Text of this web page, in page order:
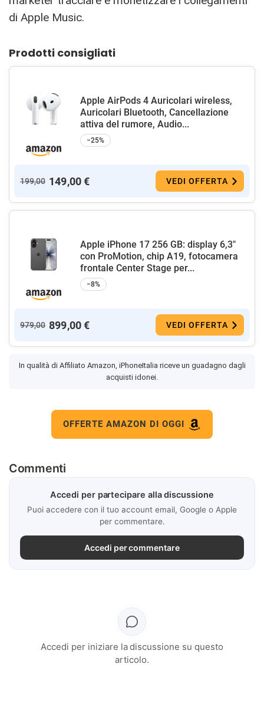
di Apple Music.
Prodotti consigliati
Apple AirPods 4 Auricolari wireless,
Auricolari Bluetooth, Cancellazione
attiva del rumore, Audio...
−25%
199,00 149,00 € VEDI OFFERTA
Apple iPhone 17 256 GB: display 6,3"
con ProMotion, chip A19, fotocamera
frontale Center Stage per...
−8%
979,00 899,00 € VEDI OFFERTA
In qualità di Affiliato Amazon, iPhoneItalia riceve un guadagno dagli
acquisti idonei.
OFFERTE AMAZON DI OGGI
Commenti
Accedi per partecipare alla discussione
Puoi accedere con il tuo account email, Google o Apple
per commentare.
Accedi per commentare
Accedi per iniziare la discussione su questo
articolo.